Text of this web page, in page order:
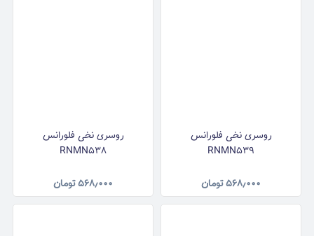
روسری نخی فلورانس
RNMN539
۵۶۸٫۰۰۰تومان
روسری نخی فلورانس
RNMN538
۵۶۸٫۰۰۰تومان